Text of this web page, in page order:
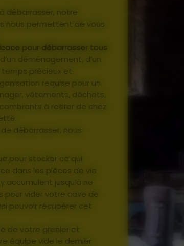
débarrasser, notre
nous permettent de vous
pour débarrasser tous
déménagement, d’un
précieux et
requise pour un
vêtements, déchets,
à retirer de chez
débarrasser, nous
pour stocker ce qui
dans les pièces de vie
accumulent jusqu’à ne
pour vider votre cave de
pouvoir récupérer cet
de votre grenier et
équipe vide le dernier